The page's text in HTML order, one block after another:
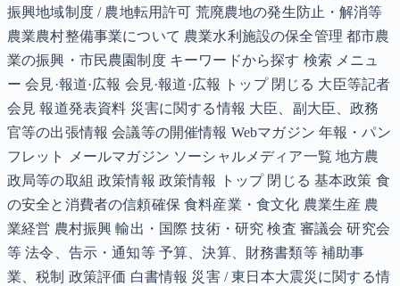
振興地域制度 / 農地転用許可 荒廃農地の発生防止・解消等
農業農村整備事業について 農業水利施設の保全管理 都市農
業の振興・市民農園制度 キーワードから探す 検索 メニュ
ー 会見·報道·広報 会見·報道·広報 トップ 閉じる 大臣等記者
会見 報道発表資料 災害に関する情報 大臣、副大臣、政務
官等の出張情報 会議等の開催情報 Webマガジン 年報・パン
フレット メールマガジン ソーシャルメディア一覧 地方農
政局等の取組 政策情報 政策情報 トップ 閉じる 基本政策 食
の安全と消費者の信頼確保 食料産業・食文化 農業生産 農
業経営 農村振興 輸出・国際 技術・研究 検査 審議会 研究会
等 法令、告示・通知等 予算、決算、財務書類等 補助事
業、税制 政策評価 白書情報 災害 / 東日本大震災に関する情